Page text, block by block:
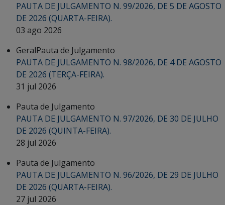
PAUTA DE JULGAMENTO N. 99/2026, DE 5 DE AGOSTO
DE 2026 (QUARTA-FEIRA).
03 ago 2026
GeralPauta de Julgamento
PAUTA DE JULGAMENTO N. 98/2026, DE 4 DE AGOSTO
DE 2026 (TERÇA-FEIRA).
31 jul 2026
Pauta de Julgamento
PAUTA DE JULGAMENTO N. 97/2026, DE 30 DE JULHO
DE 2026 (QUINTA-FEIRA).
28 jul 2026
Pauta de Julgamento
PAUTA DE JULGAMENTO N. 96/2026, DE 29 DE JULHO
DE 2026 (QUARTA-FEIRA).
27 jul 2026